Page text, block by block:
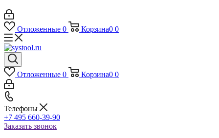
Отложенные 0 Корзина0 0
Отложенные 0 Корзина0 0
Телефоны
+7 495 660-39-90
Заказать звонок